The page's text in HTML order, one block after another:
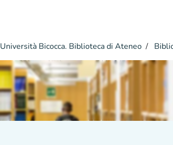
Università Bicocca. Biblioteca di Ateneo